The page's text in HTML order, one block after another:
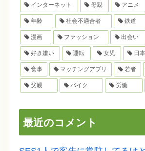
インターネット 母親 アニメ
年齢 社会不適合者 鉄道
漫画 ファッション 出会い
好き嫌い 運転 女児 日本
食事 マッチングアプリ 若者
父親 バイク 労働
最近のコメント